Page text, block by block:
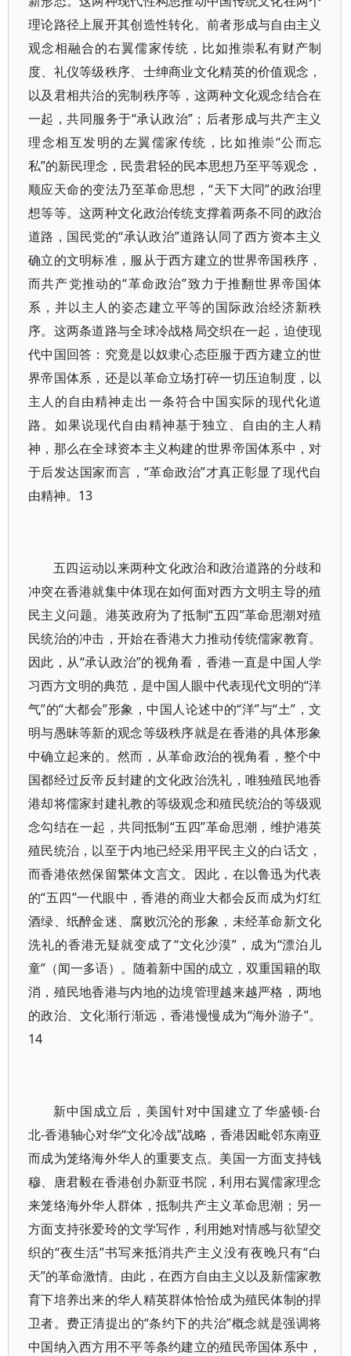
理论路径上展开其创造性转化。前者形成与自由主义
观念相融合的右翼儒家传统，比如推崇私有财产制
度、礼仪等级秩序、士绅商业文化精英的价值观念，
以及君相共治的宪制秩序等，这两种文化观念结合在
一起，共同服务于“承认政治”；后者形成与共产主义
理念相互发明的左翼儒家传统，比如推崇“公而忘
私”的新民理念，民贵君轻的民本思想乃至平等观念，
顺应天命的变法乃至革命思想，“天下大同”的政治理
想等等。这两种文化政治传统支撑着两条不同的政治
道路，国民党的“承认政治”道路认同了西方资本主义
确立的文明标准，服从于西方建立的世界帝国秩序，
而共产党推动的“革命政治”致力于推翻世界帝国体
系，并以主人的姿态建立平等的国际政治经济新秩
序。这两条道路与全球冷战格局交织在一起，迫使现
代中国回答：究竟是以奴隶心态臣服于西方建立的世
界帝国体系，还是以革命立场打碎一切压迫制度，以
主人的自由精神走出一条符合中国实际的现代化道
路。如果说现代自由精神基于独立、自由的主人精
神，那么在全球资本主义构建的世界帝国体系中，对
于后发达国家而言，“革命政治”才真正彰显了现代自
由精神。13
五四运动以来两种文化政治和政治道路的分歧和
冲突在香港就集中体现在如何面对西方文明主导的殖
民主义问题。港英政府为了抵制“五四”革命思潮对殖
民统治的冲击，开始在香港大力推动传统儒家教育。
因此，从“承认政治”的视角看，香港一直是中国人学
习西方文明的典范，是中国人眼中代表现代文明的“洋
气”的“大都会”形象，中国人论述中的“洋”与“土”，文
明与愚昧等新的观念等级秩序就是在香港的具体形象
中确立起来的。然而，从革命政治的视角看，整个中
国都经过反帝反封建的文化政治洗礼，唯独殖民地香
港却将儒家封建礼教的等级观念和殖民统治的等级观
念勾结在一起，共同抵制“五四”革命思潮，维护港英
殖民统治，以至于内地已经采用平民主义的白话文，
而香港依然保留繁体文言文。因此，在以鲁迅为代表
的“五四”一代眼中，香港的商业大都会反而成为灯红
酒绿、纸醉金迷、腐败沉沦的形象，未经革命新文化
洗礼的香港无疑就变成了“文化沙漠”，成为“漂泊儿
童”（闻一多语）。随着新中国的成立，双重国籍的取
消，殖民地香港与内地的边境管理越来越严格，两地
的政治、文化渐行渐远，香港慢慢成为“海外游子”。
14
新中国成立后，美国针对中国建立了华盛顿-台
北-香港轴心对华“文化冷战”战略，香港因毗邻东南亚
而成为笼络海外华人的重要支点。美国一方面支持钱
穆、唐君毅在香港创办新亚书院，利用右翼儒家理念
来笼络海外华人群体，抵制共产主义革命思潮；另一
方面支持张爱玲的文学写作，利用她对情感与欲望交
织的“夜生活”书写来抵消共产主义没有夜晚只有“白
天”的革命激情。由此，在西方自由主义以及新儒家教
育下培养出来的华人精英群体恰恰成为殖民体制的捍
卫者。费正清提出的“条约下的共治”概念就是强调将
中国纳入西方用不平等条约建立的殖民帝国体系中，